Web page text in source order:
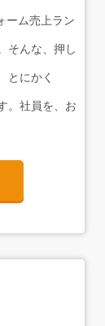
ーム売上ラン
そんな、押し
とにかく
。社員を、お